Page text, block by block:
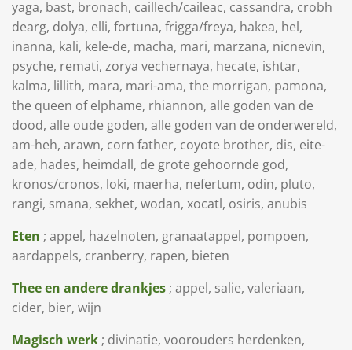
yaga, bast, bronach, caillech/caileac, cassandra, crobh
dearg, dolya, elli, fortuna, frigga/freya, hakea, hel,
inanna, kali, kele-de, macha, mari, marzana, nicnevin,
psyche, remati, zorya vechernaya, hecate, ishtar,
kalma, lillith, mara, mari-ama, the morrigan, pamona,
the queen of elphame, rhiannon, alle goden van de
dood, alle oude goden, alle goden van de onderwereld,
am-heh, arawn, corn father, coyote brother, dis, eite-
ade, hades, heimdall, de grote gehoornde god,
kronos/cronos, loki, maerha, nefertum, odin, pluto,
rangi, smana, sekhet, wodan, xocatl, osiris, anubis
Eten ; appel, hazelnoten, granaatappel, pompoen,
aardappels, cranberry, rapen, bieten
Thee en andere drankjes ; appel, salie, valeriaan,
cider, bier, wijn
Magisch werk ; divinatie, voorouders herdenken,